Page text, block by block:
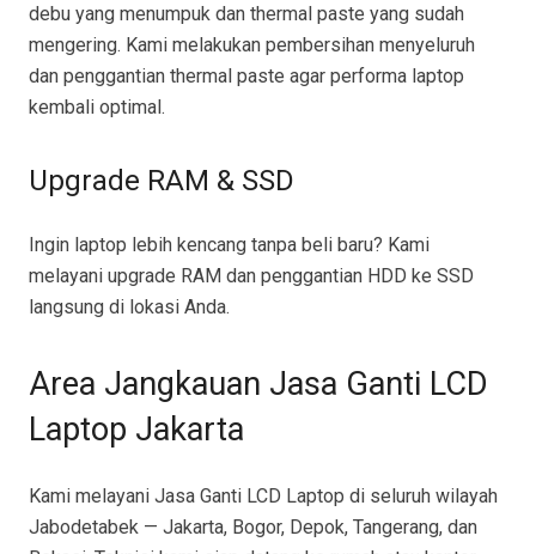
debu yang menumpuk dan thermal paste yang sudah
mengering. Kami melakukan pembersihan menyeluruh
dan penggantian thermal paste agar performa laptop
kembali optimal.
Upgrade RAM & SSD
Ingin laptop lebih kencang tanpa beli baru? Kami
melayani upgrade RAM dan penggantian HDD ke SSD
langsung di lokasi Anda.
Area Jangkauan Jasa Ganti LCD
Laptop Jakarta
Kami melayani Jasa Ganti LCD Laptop di seluruh wilayah
Jabodetabek — Jakarta, Bogor, Depok, Tangerang, dan